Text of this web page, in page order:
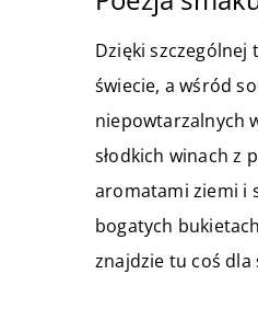
Dzięki szczególnej
świecie, a wśród
niepowtarzalnych
słodkich winach z
aromatami ziemi i
bogatych
znajdzie tu coś dla